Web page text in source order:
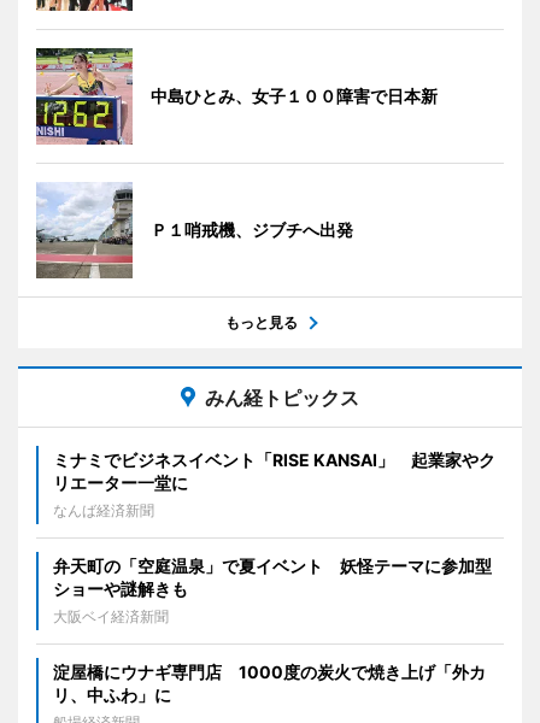
中島ひとみ、女子１００障害で日本新
Ｐ１哨戒機、ジブチへ出発
もっと見る
みん経トピックス
ミナミでビジネスイベント「RISE KANSAI」 起業家やク
リエーター一堂に
なんば経済新聞
弁天町の「空庭温泉」で夏イベント 妖怪テーマに参加型
ショーや謎解きも
大阪ベイ経済新聞
淀屋橋にウナギ専門店 1000度の炭火で焼き上げ「外カ
リ、中ふわ」に